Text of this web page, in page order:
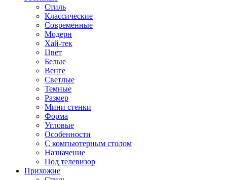
Стиль
Классические
Современные
Модерн
Хай-тек
Цвет
Белые
Венге
Светлые
Темные
Размер
Мини стенки
Форма
Угловые
Особенности
С компьютерным столом
Назначение
Под телевизор
Прихожие